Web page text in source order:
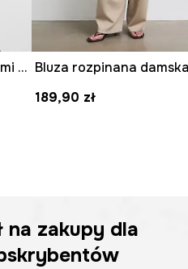
Bluza damska z ażurowymi wstawkami
189,90 zł
na zakupy dla